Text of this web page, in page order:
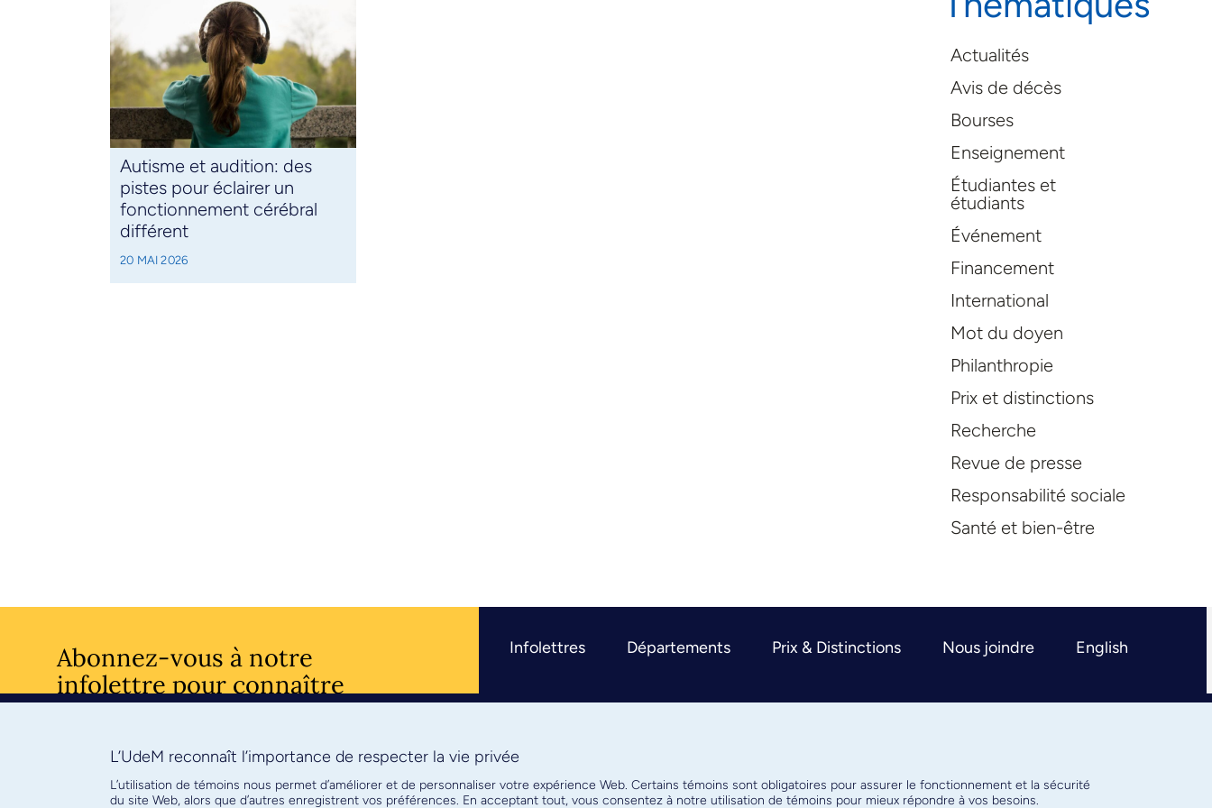
Autisme et audition: des
pistes pour éclairer un
fonctionnement cérébral
différent
20 MAI 2026
Actualités
Avis de décès
Bourses
Enseignement
Étudiantes et
étudiants
Événement
Financement
International
Mot du doyen
Philanthropie
Prix et distinctions
Recherche
Revue de presse
Responsabilité sociale
Santé et bien-être
Abonnez-vous à notre
infolettre pour connaître
l’actualité facultaire
S'ABONNER
Infolettres Départements Prix & Distinctions Nous joindre English
L’UdeM reconnaît l’importance de respecter la vie privée
L’utilisation de témoins nous permet d’améliorer et de personnaliser votre expérience Web. Certains témoins sont obligatoires pour assurer le fonctionnement et la sécurité
du site Web, alors que d’autres enregistrent vos préférences. En acceptant tout, vous consentez à notre utilisation de témoins pour mieux répondre à vos besoins.